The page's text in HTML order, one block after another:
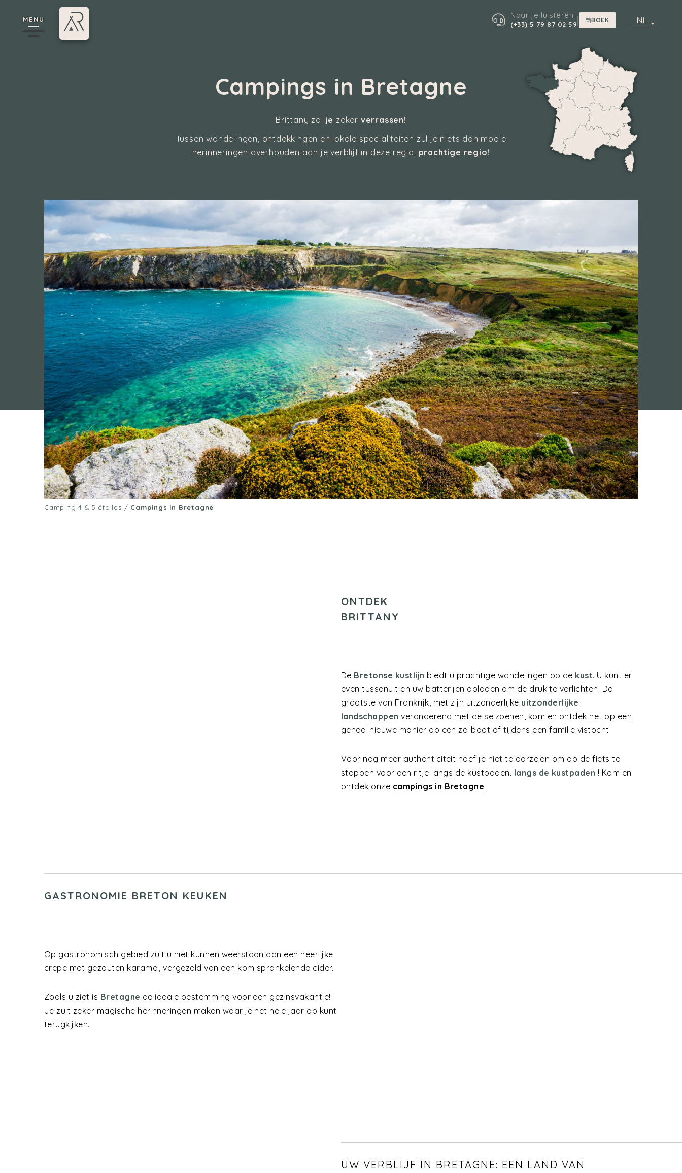
MENU NL
Naar je luisteren
(+33) 5 79 87 02 59| BOEK
Campings in Bretagne
Brittany zal je zeker verrassen!
Tussen wandelingen, ontdekkingen en lokale specialiteiten zul je niets dan mooie
herinneringen overhouden aan je verblijf in deze regio. prachtige regio!
Camping 4 & 5 étoiles / Campings in Bretagne
ONTDEK
BRITTANY
De Bretonse kustlijn biedt u prachtige wandelingen op de kust. U kunt er
even tussenuit en uw batterijen opladen om de druk te verlichten. De
grootste van Frankrijk, met zijn uitzonderlijke uitzonderlijke
landschappen veranderend met de seizoenen, kom en ontdek het op een
geheel nieuwe manier op een zeilboot of tijdens een familie vistocht.
Voor nog meer authenticiteit hoef je niet te aarzelen om op de fiets te
stappen voor een ritje langs de kustpaden. langs de kustpaden ! Kom en
ontdek onze campings in Bretagne.
GASTRONOMIE BRETON KEUKEN
Op gastronomisch gebied zult u niet kunnen weerstaan aan een heerlijke
crepe met gezouten karamel, vergezeld van een kom sprankelende cider.
Zoals u ziet is Bretagne de ideale bestemming voor een gezinsvakantie!
Je zult zeker magische herinneringen maken waar je het hele jaar op kunt
terugkijken.
UW VERBLIJF IN BRETAGNE: EEN LAND VAN